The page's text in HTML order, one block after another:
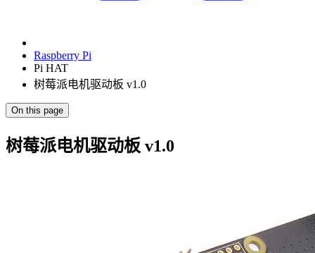
Raspberry Pi
Pi HAT
树莓派电机驱动板 v1.0
On this page
树莓派电机驱动板 v1.0